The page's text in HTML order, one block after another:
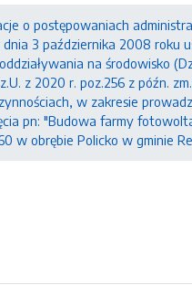
o postępowaniach
3 października 2008
na środowisko
z 2020 r. poz.256 z późn.
w zakresie
pn: "Budowa farmy
w obrębie Policko w gminie